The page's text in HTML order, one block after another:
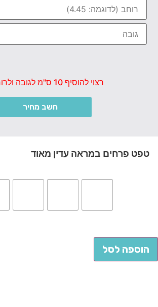
רצוי להוסיף 10 ס"מ לגובה ולרוחב !
חשב מחיר
טפט פרחים במראה עדין מאוד
הוספה לסל